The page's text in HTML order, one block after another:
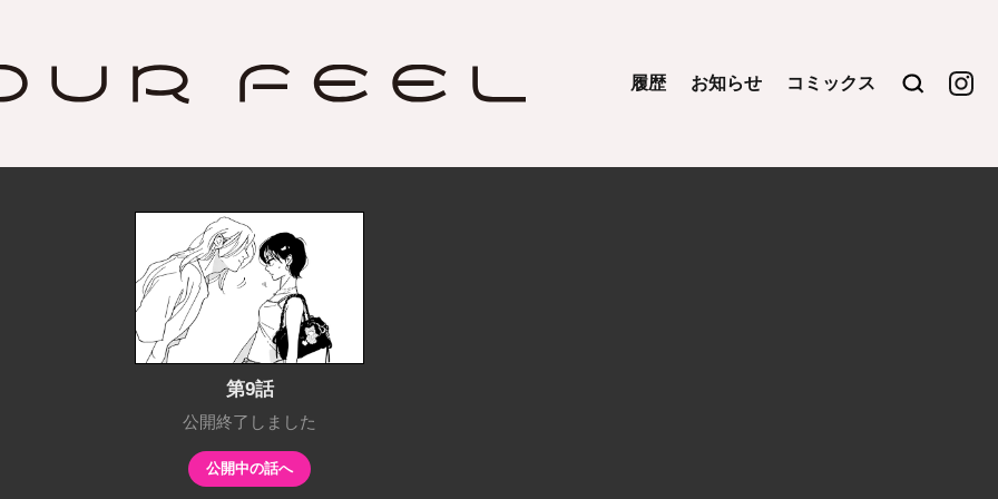
FEEL 履歴 お知らせ コミックス 検索
OUR
第9話
公開終了しました
公開中の話へ